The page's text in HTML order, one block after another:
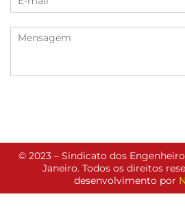
© 2023 – Sindicato dos
Janeiro. Todos os direitos
desenvolvimento por